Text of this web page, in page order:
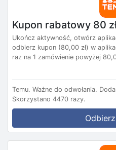
Kupon rabatowy 80
Ukończ aktywność, otwórz
odbierz kupon (80,00 zł) w
raz na 1 zamówienie powyżej
Temu. Ważne do odwołania.
Skorzystano 4470 razy.